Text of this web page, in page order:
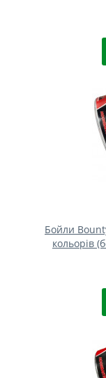
Бойли
кольорів